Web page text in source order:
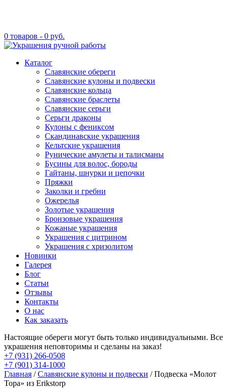
0 товаров - 0 руб.
Каталог
Славянские обереги
Славянские кулоны и подвески
Славянские кольца
Славянские браслеты
Славянские серьги
Серьги драконы
Кулоны с фениксом
Скандинавские украшения
Кельтские украшения
Рунические амулеты и талисманы
Бусины для волос, бороды
Гайтаны, шнурки и цепочки
Пряжки
Заколки и гребни
Ожерелья
Золотые украшения
Бронзовые украшения
Кожаные украшения
Украшения с цитрином
Украшения с хризолитом
Новинки
Галерея
Блог
Статьи
Отзывы
Контакты
О нас
Как заказать
Настоящие обереги могут быть только индивидуальными. Все
украшения неповторимы и сделаны на заказ!
+7 (931) 266-0508
+7 (901) 314-1000
Главная /Славянские кулоны и подвески / Подвеска «Молот
Тора» из Erikstorp